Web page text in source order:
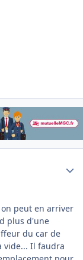
peut en arriver
plus d'une
du car de
vide... Il faudra